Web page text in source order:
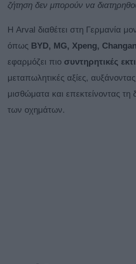
ζήτηση δεν μπορούν να
Η Arval διαθέτει στη Γερμανία
όπως BYD, MG, Xpeng, Changan
εφαρμόζει πιο συντηρητικές
μεταπωλητικές αξίες,
μισθώματα και επεκτείνοντας τη
των οχημάτων.